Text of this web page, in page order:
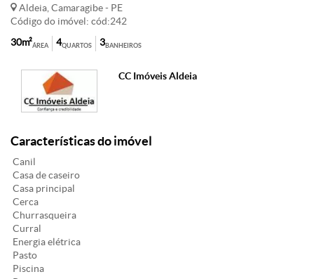
Aldeia, Camaragibe - PE
Código do imóvel: cód:242
ÁREA
30m² QUARTOS
4 BANHEIROS
3
CC Imóveis Aldeia
Características do imóvel
Canil
Casa de caseiro
Casa principal
Cerca
Churrasqueira
Curral
Energia elétrica
Pasto
Piscina